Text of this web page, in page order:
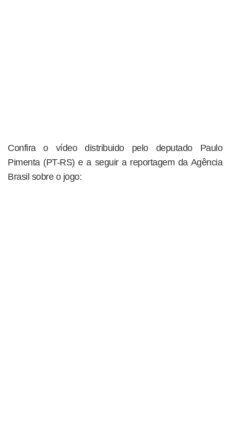
Confira o vídeo distribuido pelo deputado Paulo
Pimenta (PT-RS) e a seguir a reportagem da Agência
Brasil sobre o jogo: